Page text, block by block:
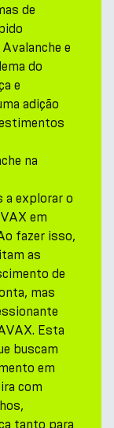
de
e
do
e
adição
na
a explorar o
em
fazer isso,
as
de
mas
Esta
buscam
em
com
tanto para